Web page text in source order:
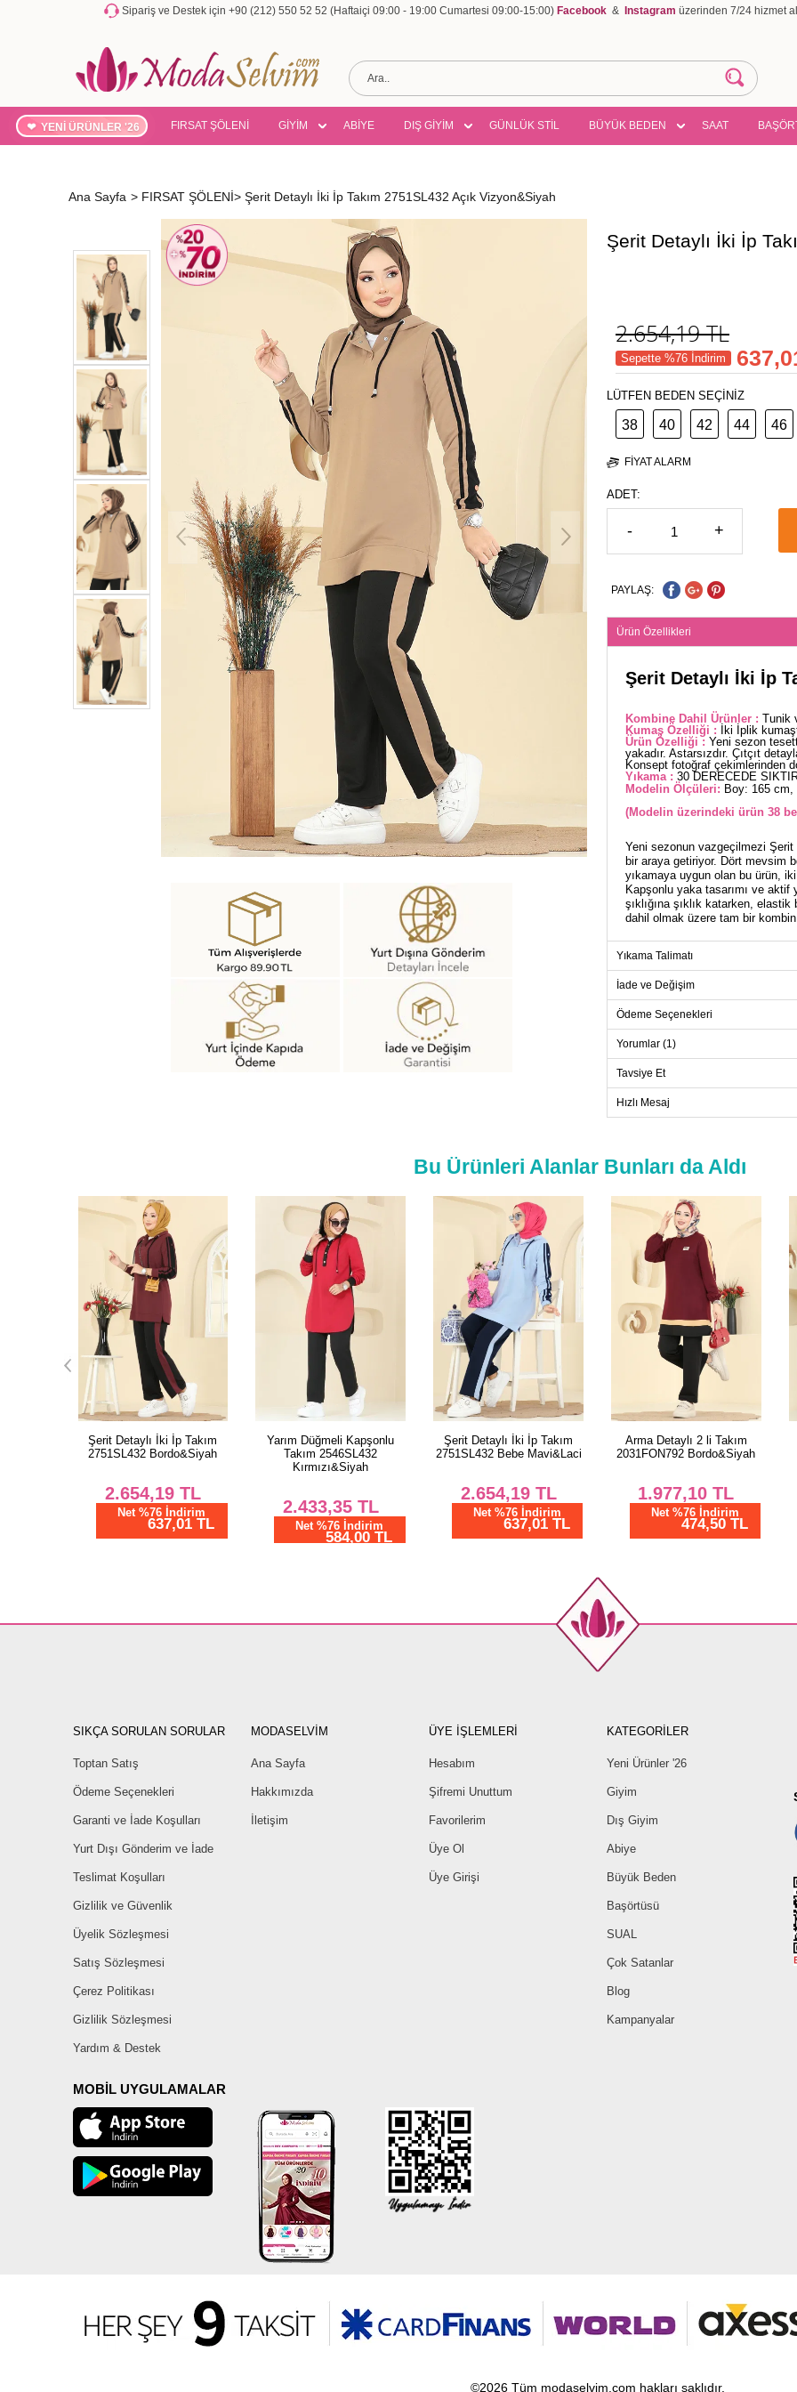
Sipariş ve Destek için +90 (212) 550 52 52 (Haftaiçi 09:00 - 19:00 Cumartesi 09:00-15:00) Facebook & Instagram üzerinden 7/24 hizmet
YENİ ÜRÜNLER '26 FIRSAT ŞÖLENİ GİYİM ABİYE DIŞ GİYİM GÜNLÜK STİL BÜYÜK BEDEN SAAT
Ana Sayfa > FIRSAT ŞÖLENİ> Şerit Detaylı İki İp Takım 2751SL432 Açık Vizyon&Siyah
Şerit Detaylı İki İp
2.654,19TL
Sepette %76 İndirim
LÜTFEN BEDEN SEÇİNİZ
38 40 42 44 46
FIYAT ALARM
ADET:
- +
PAYLAŞ:
Ürün Özellikleri
Şerit Detaylı İki İp
Kombine Dahil Ürünler : Tunik
Kumaş Özelliği :
İki İplik
Ürün Özelliği : Yeni sezon
yakadır. Astarsızdır. Çıtçıt
Konsept fotoğraf çekimlerinden
Yıkama : 30 DERECEDE
Modelin Ölçüleri: Boy: 165
(Modelin üzerindeki ürün 38
Yeni sezonun vazgeçilmezi Şerit
bir araya getiriyor. Dört mevsim
yıkamaya uygun olan bu ürün,
Kapşonlu yaka tasarımı ve aktif
şıklığına şıklık katarken,
dahil olmak üzere tam bir
40
42
52
Beden
Yıkama Talimatı
İade ve Değişim
Ödeme Seçenekleri
Yorumlar (1)
Tavsiye Et
Hızlı Mesaj
Bu Ürünleri Alanlar Bunları da Aldı
Yarım Düğmeli Kapşonlu
Takım 2546SL432
2.433,35TL
Net %76 İndirim
584,00 TL
Şerit Detaylı İki İp Takım
2751SL432 Bebe Mavi&Laci
Net %76 İndirim
637,01 TL
Arma Detaylı 2 li Takım
2031FON792 Bordo&Siyah
1.977,10TL
Net %76 İndirim
474,50 TL
Şerit Detaylı İki İp Takım
2751SL432 Mint&Laci
2.654,19 TL
Net %76 İndirim
637,01 TL
SIKÇA SORULAN SORULAR
Toptan Satış
Ödeme Seçenekleri
Garanti ve İade Koşulları
Yurt Dışı Gönderim ve İade
Teslimat Koşulları
Gizlilik ve Güvenlik
Üyelik Sözleşmesi
Satış Sözleşmesi
Çerez Politikası
Gizlilik Sözleşmesi
Yardım & Destek
MODASELVİM
Ana Sayfa
Hakkımızda
İletişim
ÜYE İŞLEMLERİ
Hesabım
Şifremi Unuttum
Favorilerim
Üye Ol
Üye Girişi
KATEGORİLER
Yeni Ürünler '26
Giyim
Dış Giyim
Abiye
Büyük Beden
Başörtüsü
SUAL
Çok Satanlar
Blog
Kampanyalar
MOBİL UYGULAMALAR
©2026 Tüm modaselvim.com hakları saklıdır.